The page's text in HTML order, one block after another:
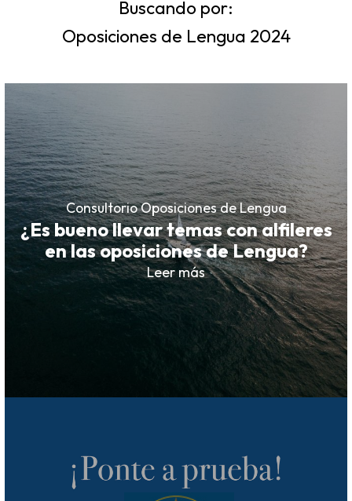
Buscando por:
Oposiciones de Lengua 2024
Consultorio Oposiciones de Lengua
¿Es bueno llevar temas con alfileres
en las oposiciones de Lengua?
Leer más